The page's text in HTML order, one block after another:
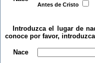
Antes de Cristo
Introduzca el lugar de
conoce por favor,
Nace